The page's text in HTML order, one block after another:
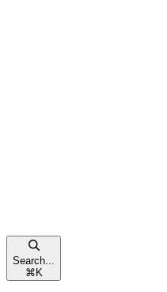
Search...
⌘ K